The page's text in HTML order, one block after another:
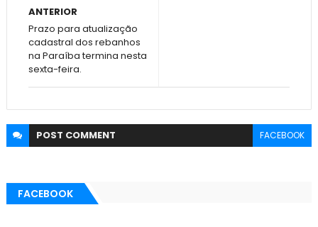
ANTERIOR
Prazo para atualização
cadastral dos rebanhos
na Paraíba termina nesta
sexta-feira.
POST COMMENT FACEBOOK
FACEBOOK